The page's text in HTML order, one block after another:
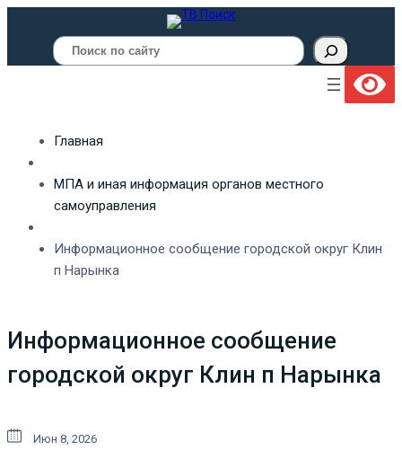
Поиск
Главная
МПА и иная информация органов местного
самоуправления
Информационное сообщение городской округ Клин
п Нарынка
Информационное сообщение
городской округ Клин п Нарынка
Июн 8, 2026